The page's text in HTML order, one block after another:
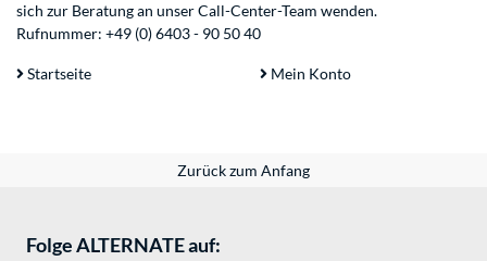
sich zur Beratung an unser Call-Center-Team wenden.
Rufnummer: +49 (0) 6403 - 90 50 40
Startseite Mein Konto
Zurück zum Anfang
Folge ALTERNATE auf: